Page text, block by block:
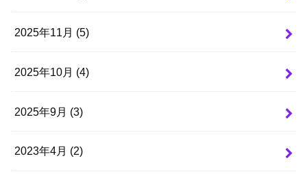
2025年11月 (5)
2025年10月 (4)
2025年9月 (3)
2023年4月 (2)